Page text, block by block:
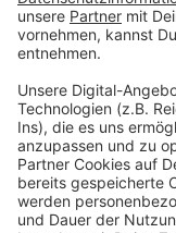
Beispiel weil der
fallen aber auch
zurückgeführt
abgeschoben
Und für diese
Monaten komplett
Fällen fühlen ich
vom Land im